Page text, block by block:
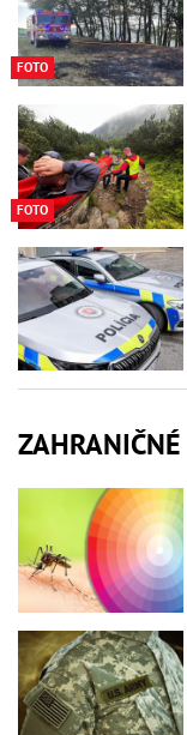
FOTO
FOTO
ZAHRANIČNÉ